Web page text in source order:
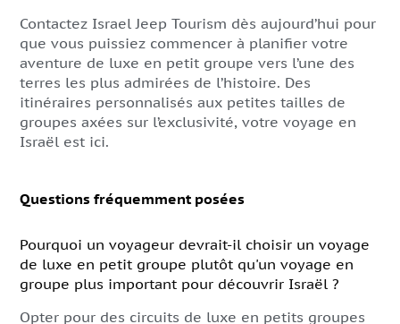
Contactez Israel Jeep Tourism dès aujourd’hui pour
que vous puissiez commencer à planifier votre
aventure de luxe en petit groupe vers l’une des
terres les plus admirées de l’histoire. Des
itinéraires personnalisés aux petites tailles de
groupes axées sur l’exclusivité, votre voyage en
Israël est ici.
Questions fréquemment posées
Pourquoi un voyageur devrait-il choisir un voyage
de luxe en petit groupe plutôt qu'un voyage en
groupe plus important pour découvrir Israël ?
Opter pour des circuits de luxe en petits groupes